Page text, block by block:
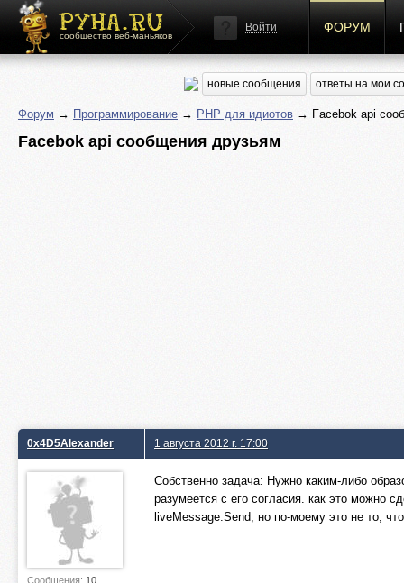
сообщество веб-маньяков
Войти ФОРУМ
новые сообщения ответы на мои
Форум → Программирование → PHP для идиотов → Facebok api
Facebok api сообщения друзьям
0x4D5Alexander
Сообщения: 10
1 августа 2012 г. 17:00
Собственно задача: Нужно каким-либо
разумеется с его согласия. как это можно
liveMessage.Send, но по-моему это не то,